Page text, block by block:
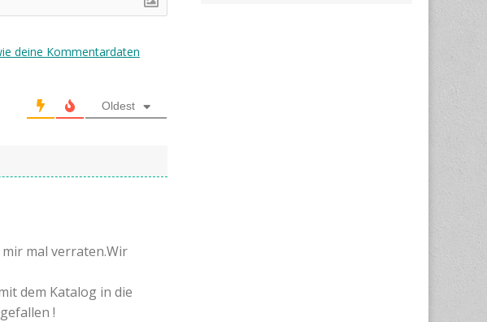
deine Kommentardaten
Oldest
mal verraten.Wir
dem Katalog in die
!